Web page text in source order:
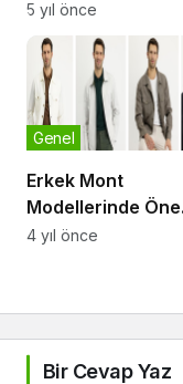
5 yıl önce
Erkek Mont
Modellerinde Öne
Çıkan Detaylar
Genel
4 yıl önce
Bir Cevap Yaz